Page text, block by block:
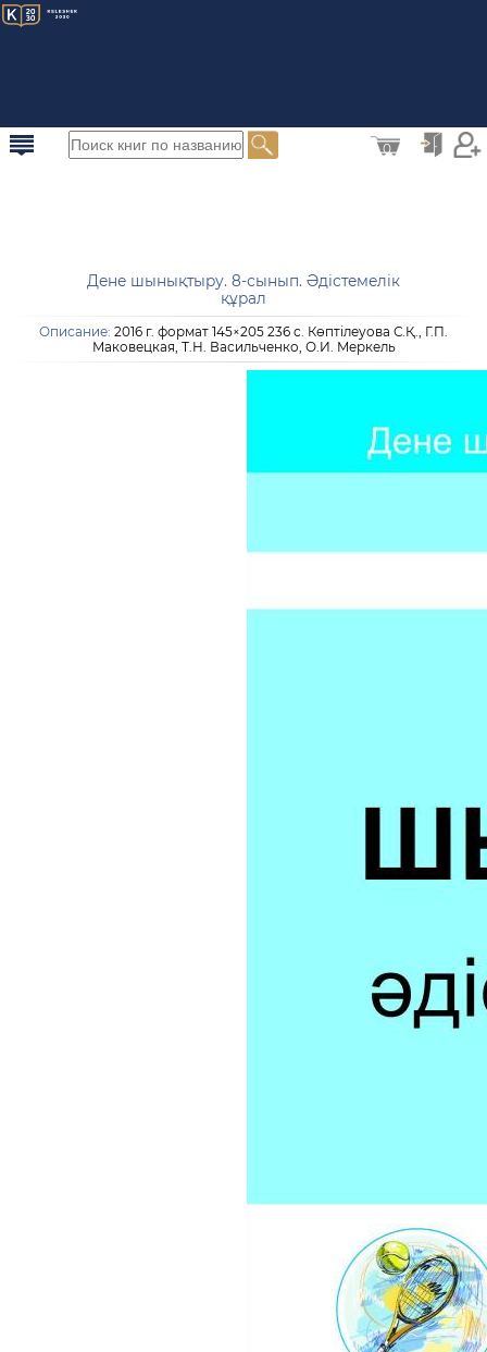
0
Дене шынықтыру. 8-сынып. Әдістемелік
құрал
Описание: 2016 г. формат 145×205 236 с. Көптілеуова С.Қ., Г.П.
Маковецкая, Т.Н. Васильченко, О.И. Меркель